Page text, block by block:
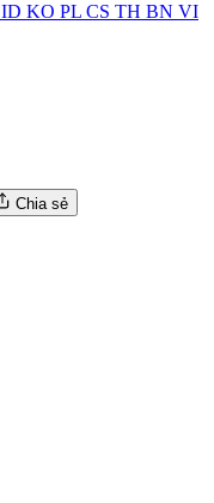
ID KO PL CS TH BN VI
Chia sẻ